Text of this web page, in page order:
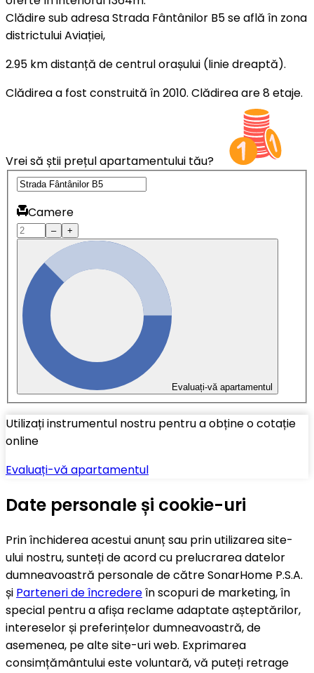
Clădire sub adresa Strada Fântânilor B5 se află în zona
districtului Aviației,
2.95 km distanță de centrul orașului (linie dreaptă).
Clădirea a fost construită în 2010. Clădirea are 8 etaje.
Vrei să știi prețul apartamentului tău?
Camere
– +
Evaluați-vă apartamentul
Utilizați instrumentul nostru pentru a obține o cotație
online
Evaluați-vă apartamentul
Date personale și cookie-uri
Prin închiderea acestui anunț sau prin utilizarea site-
ului nostru, sunteți de acord cu prelucrarea datelor
dumneavoastră personale de către SonarHome P.S.A.
și Parteneri de încredereîn scopuri de marketing, în
special pentru a afișa reclame adaptate așteptărilor,
intereselor și preferințelor dumneavoastră, de
asemenea, pe alte site-uri web. Exprimarea
consimțământului este voluntară, vă puteți retrage